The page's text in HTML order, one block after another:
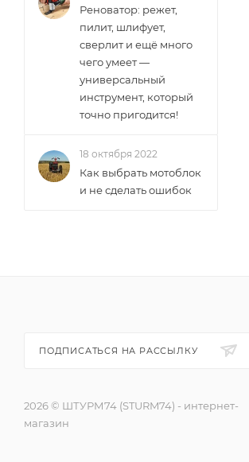
Реноватор: режет,
пилит, шлифует,
сверлит и ещё много
чего умеет —
универсальный
инструмент, который
точно пригодится!
18 октября 2022
Как выбрать мотоблок
и не сделать ошибок
ПОДПИСАТЬСЯ НА РАССЫЛКУ
2026 © ШТУРМ74 (STURM74) - интернет-
магазин